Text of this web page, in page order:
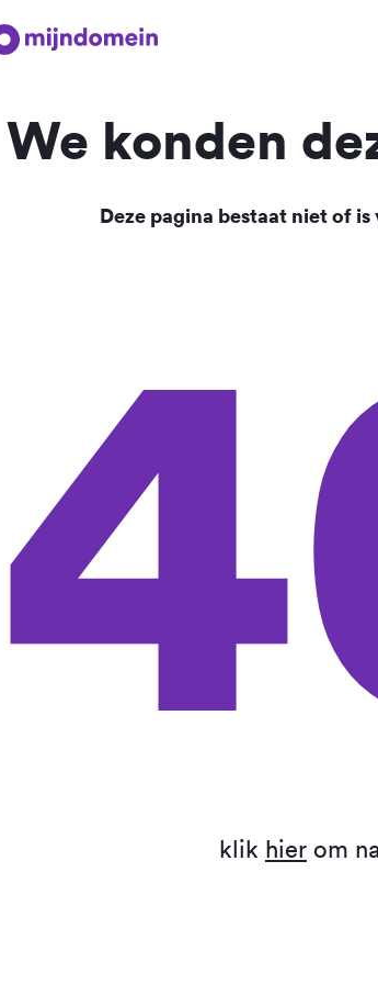
We konden
Deze pagina bestaat niet of
klik hier om